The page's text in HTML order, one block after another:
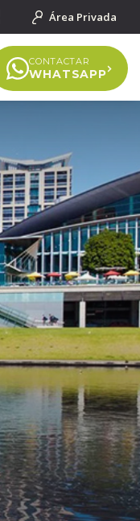
Área Privada
CONTACTAR
WHATSAPP